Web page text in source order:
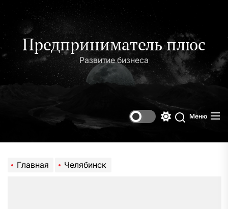
содержимому
Предприниматель плюс
Развитие бизнеса
Поиск
Меню
Главная Челябинск